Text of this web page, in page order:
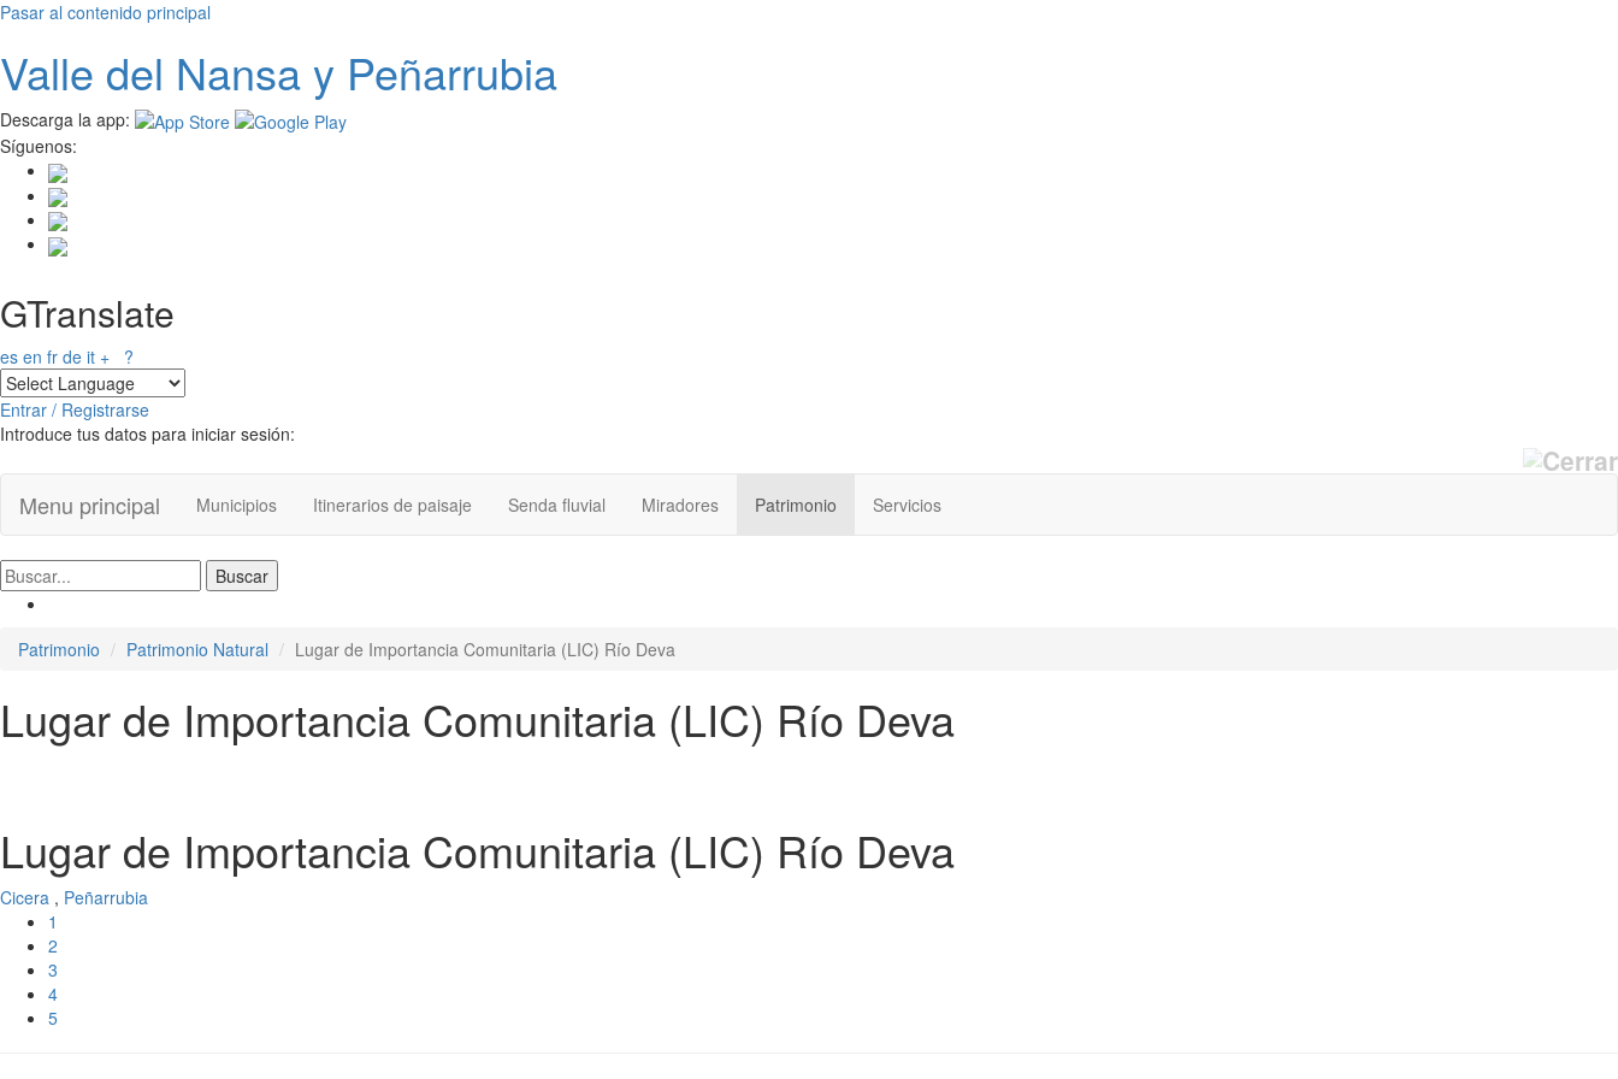
Pasar al contenido principal
Valle del Nansay Peñarrubia
Descarga la app:
Síguenos:
GTranslate
es en fr de it + ?
Entrar / Registrarse
Introduce tus datos para iniciar sesión:
Menu principal Municipios Itinerarios de paisaje Senda fluvial Miradores Patrimonio Servicios
Patrimonio Patrimonio Natural Lugar de Importancia Comunitaria (LIC) Río Deva
Lugar de Importancia Comunitaria (LIC) Río Deva
Lugar de Importancia Comunitaria (LIC) Río Deva
Cicera , Peñarrubia
1
2
3
4
5